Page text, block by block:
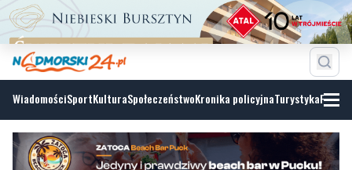
WiadomościSportKulturaSpołeczeństwoKronika policyjnaTurystyka